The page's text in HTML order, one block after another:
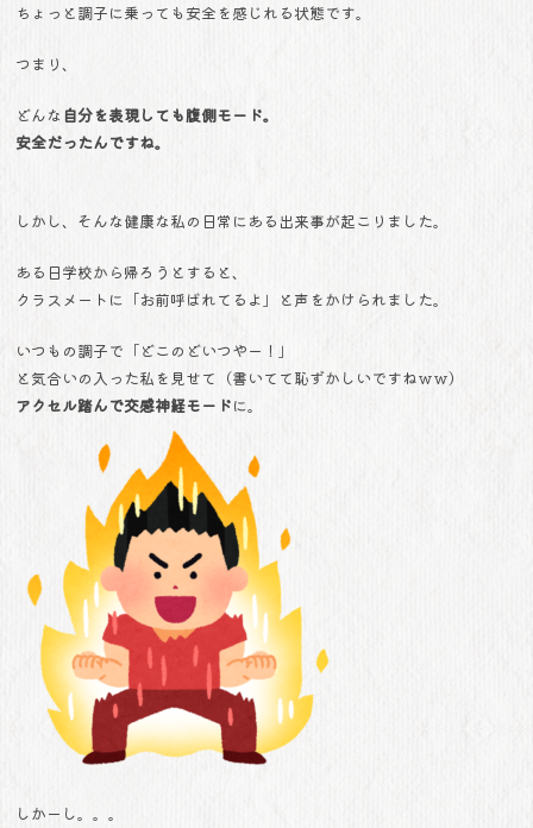
ちょっと調子に乗っても安全を感じれる状態です。
つまり、
どんな 自分を表現しても腹側モード。
安全だったんですね。
しかし、そんな健康な私の日常にある出来事が起こりました。
ある日学校から帰ろうとすると、
クラスメートに「お前呼ばれてるよ」と声をかけられました。
いつもの調子で「どこのどいつやー！」
と気合いの入った私を見せて（書いてて恥ずかしいですねｗｗ）
アクセル踏んで交感神経モードに。
しかーし。。。